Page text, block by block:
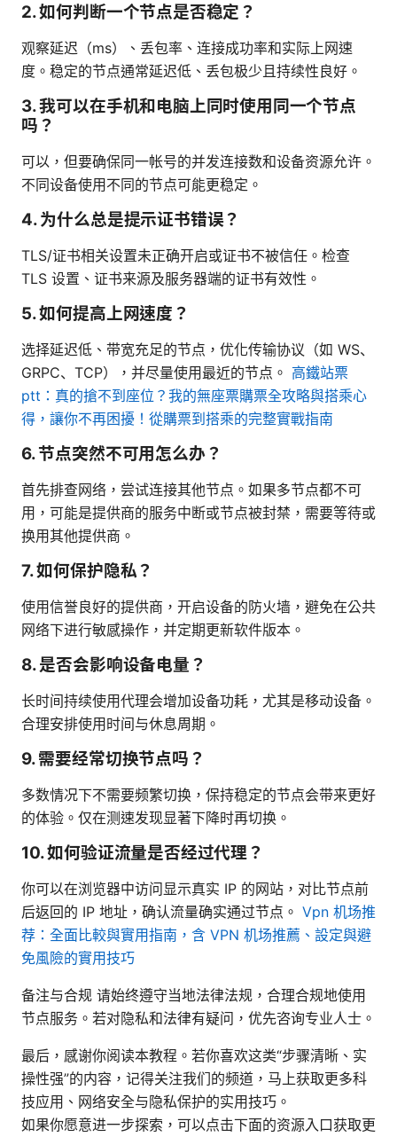
2. 如何判断一个节点是否稳定？
观察延迟（ms）、丢包率、连接成功率和实际上网速
度。稳定的节点通常延迟低、丢包极少且持续性良好。
3. 我可以在手机和电脑上同时使用同一个节点
吗？
可以，但要确保同一帐号的并发连接数和设备资源允许。
不同设备使用不同的节点可能更稳定。
4. 为什么总是提示证书错误？
TLS/证书相关设置未正确开启或证书不被信任。检查
TLS 设置、证书来源及服务器端的证书有效性。
5. 如何提高上网速度？
选择延迟低、带宽充足的节点，优化传输协议（如 WS、
GRPC、TCP），并尽量使用最近的节点。 高鐵站票
ptt：真的搶不到座位？我的無座票購票全攻略與搭乘心
得，讓你不再困擾！從購票到搭乘的完整實戰指南
6. 节点突然不可用怎么办？
首先排查网络，尝试连接其他节点。如果多节点都不可
用，可能是提供商的服务中断或节点被封禁，需要等待或
换用其他提供商。
7. 如何保护隐私？
使用信誉良好的提供商，开启设备的防火墙，避免在公共
网络下进行敏感操作，并定期更新软件版本。
8. 是否会影响设备电量？
长时间持续使用代理会增加设备功耗，尤其是移动设备。
合理安排使用时间与休息周期。
9. 需要经常切换节点吗？
多数情况下不需要频繁切换，保持稳定的节点会带来更好
的体验。仅在测速发现显著下降时再切换。
10. 如何验证流量是否经过代理？
你可以在浏览器中访问显示真实 IP 的网站，对比节点前
后返回的 IP 地址，确认流量确实通过节点。 Vpn 机场推
荐：全面比較與實用指南，含 VPN 机场推薦、設定與避
免風險的實用技巧
备注与合规 请始终遵守当地法律法规，合理合规地使用
节点服务。若对隐私和法律有疑问，优先咨询专业人士。
最后，感谢你阅读本教程。若你喜欢这类“步骤清晰、实
操性强”的内容，记得关注我们的频道，马上获取更多科
技应用、网络安全与隐私保护的实用技巧。
如果你愿意进一步探索，可以点击下面的资源入口获取更